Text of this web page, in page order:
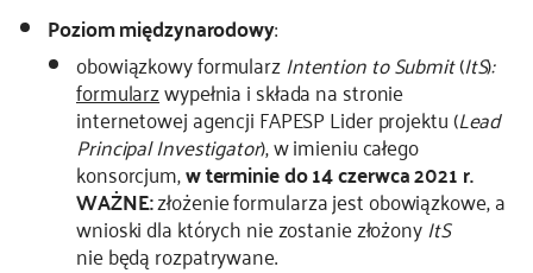
Poziom międzynarodowy:
obowiązkowy formularzIntention to Submit(ItS):
formularzwypełnia i składa na stronie
internetowej agencji FAPESP Lider projektu (Lead
Principal Investigator), w imieniu całego
konsorcjum,w terminie do 14 czerwca 2021 r.
WAŻNE:złożenie formularza jest obowiązkowe, a
wnioski dla których nie zostanie złożonyItS
nie będą rozpatrywane.